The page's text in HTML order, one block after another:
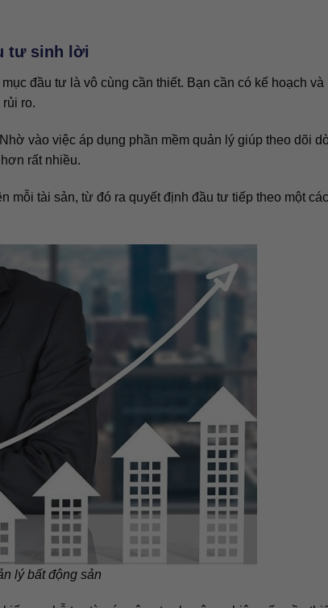
tư sinh lời
đầu tư là vô cùng cần thiết. Bạn cần có kế hoạch và
ro.
vào việc áp dụng phần mềm quản lý giúp theo dõi
rất nhiều.
mỗi tài sản, từ đó ra quyết định đầu tư tiếp theo một
lý bất động sản